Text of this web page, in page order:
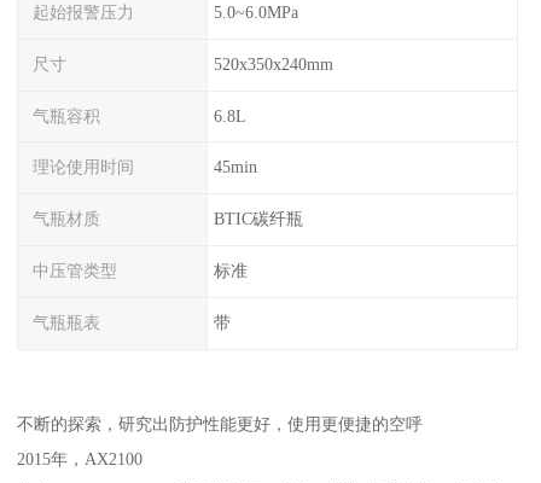
起始报警压力 5.0~6.0MPa
尺寸 520x350x240mm
气瓶容积 6.8L
理论使用时间 45min
气瓶材质 BTIC碳纤瓶
中压管类型 标准
气瓶瓶表 带
不断的探索，研究出防护性能更好，使用更便捷的空呼
2015年，AX2100